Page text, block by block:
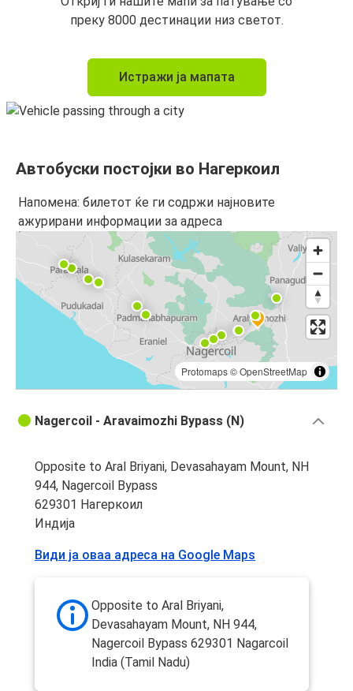
преку 8000 дестинации низ светот.
Истражи ја мапата
Автобуски постојки во Нагеркоил
Напомена: билетот ќе ги содржи најновите
ажурирани информации за адреса
Protomaps©OpenStreetMap
Nagercoil - Aravaimozhi Bypass (N)
Opposite to Aral Briyani, Devasahayam Mount, NH
944, Nagercoil Bypass
629301 Нагеркоил
Индија
Види ја оваа адреса на Google Maps
Opposite to Aral Briyani,
Devasahayam Mount, NH 944,
Nagercoil Bypass 629301 Nagarcoil
India (Tamil Nadu)